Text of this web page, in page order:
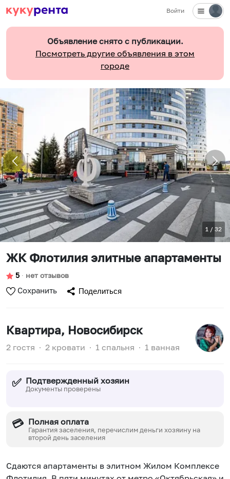
Войти
Объявление снято с публикации.
Посмотреть другие объявления в этом
городе
1 / 32
ЖК Флотилия элитные апартаменты
5 ∙ нет отзывов
Сохранить Поделиться
Квартира, Новосибирск
2 гостя ∙ 2 кровати ∙ 1 спальня ∙ 1 ванная
✅ Подтвержденный хозяин
Документы проверены
💳 Полная оплата
Гарантия заселения, перечислим деньги хозяину на
второй день заселения
Сдаются апартаменты в элитном Жилом Комплексе